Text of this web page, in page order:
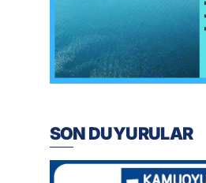
SON DUYURULAR